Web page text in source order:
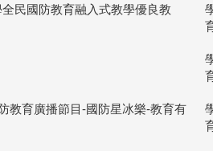
民國防教育融入式教學優良教
教育廣播節目-國防星冰樂-教育有